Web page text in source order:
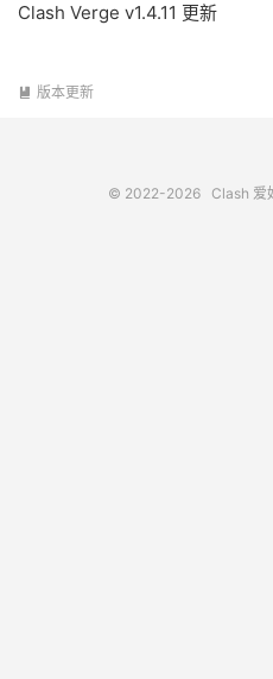
Clash Verge v1.4.11 更新
 版本更新
© 2022-2026 Clash 爱